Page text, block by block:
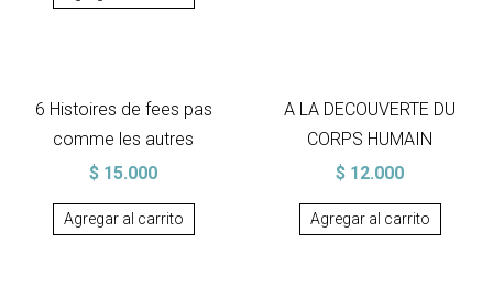
6 Histoires de fees pas
comme les autres
$ 15.000
Agregar al carrito
A LA DECOUVERTE DU
CORPS HUMAIN
$ 12.000
Agregar al carrito